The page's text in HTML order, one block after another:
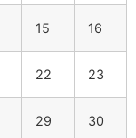
15 16
22 23
29 30